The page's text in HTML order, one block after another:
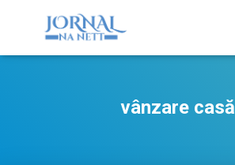
vânzare casă